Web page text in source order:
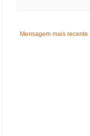
Mensagem mais recente